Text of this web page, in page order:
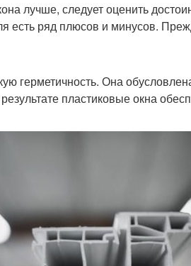
лучше, следует оценить
есть ряд плюсов и минусов.
герметичность. Она
пластиковые окна